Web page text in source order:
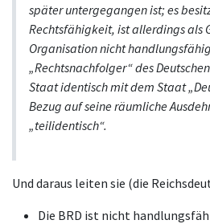
später untergegangen ist; es
Rechtsfähigkeit, ist allerdings als
Organisation nicht
„Rechtsnachfolger“ des
Staat identisch mit dem Staat
Bezug auf seine räumliche
„teilidentisch“.
Und daraus leiten sie (die
Die BRD ist nicht